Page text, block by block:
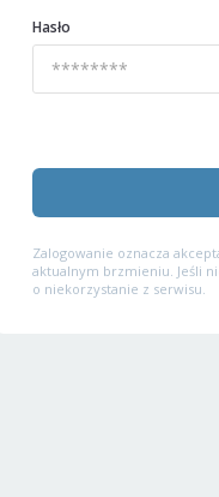
Hasło
Zalogowanie oznacza
aktualnym brzmieniu. Jeśli
o niekorzystanie z serwisu.